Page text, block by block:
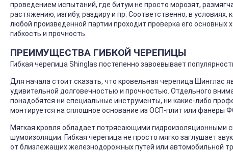
проведением испытаний, где битум не просто морозят,
растяжению, изгибу, раздиру и пр. Соответственно, в
любой произведенной партии проходит проверка его основных
гибкость и прочность.
ПРЕИМУЩЕСТВА ГИБКОЙ ЧЕРЕПИЦЫ
Гибкая черепица Shinglas постепенно завоевывает
Для начала стоит сказать, что кровельная черепица Шинглас
удивительной долговечностью и прочностью. Отдельного
понадобятся ни специальные инструменты, ни какие-либо
монтируется на сплошное основание из ОСП-плит или фанеры
Мягкая кровля обладает потрясающими гидроизоляционными
шумоизоляции. Гибкая черепица не просто мягко заглушает
от близлежащих железнодорожных путей или автомобильной